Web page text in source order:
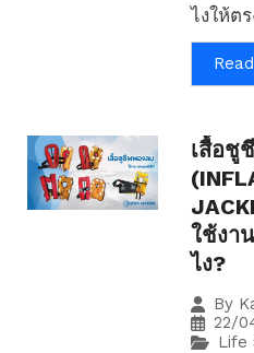
ไงให้ต
เสื้อชู
ใช้งา
ไง?
By
22/
Life